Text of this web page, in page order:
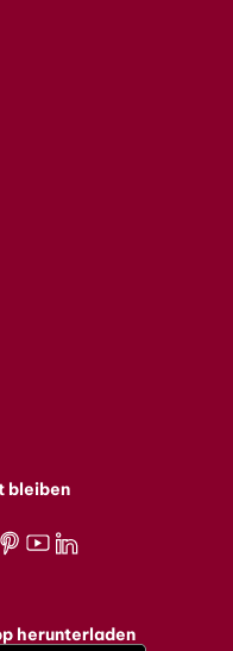
bleiben
herunterladen